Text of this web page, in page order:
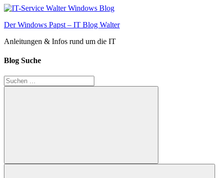
Zum
springen
Der Windows Papst – IT Blog Walter
Anleitungen & Infos rund um die IT
Blog Suche
Suchen
nach:
Suchen